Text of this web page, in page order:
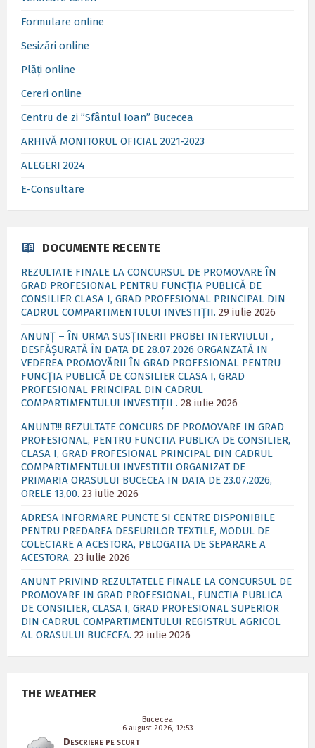
Formulare online
Sesizări online
Plăți online
Cereri online
Centru de zi ”Sfântul Ioan” Bucecea
ARHIVĂ MONITORUL OFICIAL 2021-2023
ALEGERI 2024
E-Consultare
DOCUMENTE RECENTE
REZULTATE FINALE LA CONCURSUL DE PROMOVARE ÎN
GRAD PROFESIONAL PENTRU FUNCȚIA PUBLICĂ DE
CONSILIER CLASA I, GRAD PROFESIONAL PRINCIPAL DIN
CADRUL COMPARTIMENTULUI INVESTIȚII. 29 iulie 2026
ANUNȚ – ÎN URMA SUSȚINERII PROBEI INTERVIULUI ,
DESFĂȘURATĂ ÎN DATA DE 28.07.2026 ORGANZATĂ IN
VEDEREA PROMOVĂRII ÎN GRAD PROFESIONAL PENTRU
FUNCȚIA PUBLICĂ DE CONSILIER CLASA I, GRAD
PROFESIONAL PRINCIPAL DIN CADRUL
COMPARTIMENTULUI INVESTIȚII . 28 iulie 2026
ANUNT!!! REZULTATE CONCURS DE PROMOVARE IN GRAD
PROFESIONAL, PENTRU FUNCTIA PUBLICA DE CONSILIER,
CLASA I, GRAD PROFESIONAL PRINCIPAL DIN CADRUL
COMPARTIMENTULUI INVESTITII ORGANIZAT DE
PRIMARIA ORASULUI BUCECEA IN DATA DE 23.07.2026,
ORELE 13,00. 23 iulie 2026
ADRESA INFORMARE PUNCTE SI CENTRE DISPONIBILE
PENTRU PREDAREA DESEURILOR TEXTILE, MODUL DE
COLECTARE A ACESTORA, PBLOGATIA DE SEPARARE A
ACESTORA. 23 iulie 2026
ANUNT PRIVIND REZULTATELE FINALE LA CONCURSUL DE
PROMOVARE IN GRAD PROFESIONAL, FUNCTIA PUBLICA
DE CONSILIER, CLASA I, GRAD PROFESIONAL SUPERIOR
DIN CADRUL COMPARTIMENTULUI REGISTRUL AGRICOL
AL ORASULUI BUCECEA. 22 iulie 2026
THE WEATHER
Bucecea
6 august 2026, 12:53
Descriere pe scurt